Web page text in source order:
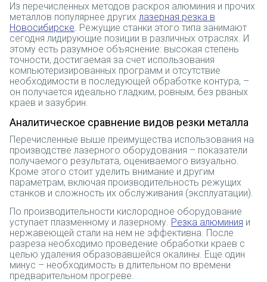
Из перечисленных методов раскроя алюминия и прочих
металлов популярнее других лазерная резка в
Новосибирске. Режущие станки этого типа занимают
сегодня лидирующие позиции в различных отраслях. И
этому есть разумное объяснение: высокая степень
точности, достигаемая за счет использования
компьютеризированных программ и отсутствие
необходимости в последующей обработке контура, –
он получается идеально гладким, ровным, без рваных
краев и зазубрин.
Аналитическое сравнение видов резки металла
Перечисленные выше преимущества использования на
производстве лазерного оборудования – показатели
получаемого результата, оцениваемого визуально.
Кроме этого стоит уделить внимание и другим
параметрам, включая производительность режущих
станков и сложность их обслуживания (эксплуатации).
По производительности кислородное оборудование
уступает плазменному и лазерному. Резка алюминия и
нержавеющей стали на нем не эффективна. После
разреза необходимо проведение обработки краев с
целью удаления образовавшейся окалины. Еще один
минус – необходимость в длительном по времени
предварительном прогреве.